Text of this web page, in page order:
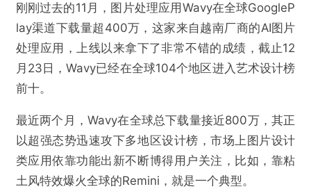
刚刚过去的11月，图片处理应用Wavy在全球GoogleP
lay渠道下载量超400万，这家来自越南厂商的AI图片
处理应用，上线以来拿下了非常不错的成绩，截止12
月23日，Wavy已经在全球104个地区进入艺术设计榜
前十。
最近两个月，Wavy在全球总下载量接近800万，其正
以超强态势迅速攻下多地区设计榜，市场上图片设计
类应用依靠功能出新不断博得用户关注，比如，靠粘
土风特效爆火全球的Remini，就是一个典型。